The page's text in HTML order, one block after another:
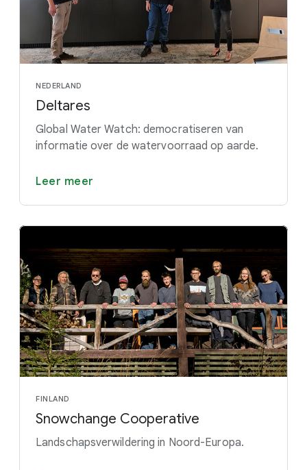
NEDERLAND
Deltares
Global Water Watch: democratiseren van
informatie over de watervoorraad op aarde.
Leer meer
FINLAND
Snowchange Cooperative
Landschapsverwildering in Noord-Europa.